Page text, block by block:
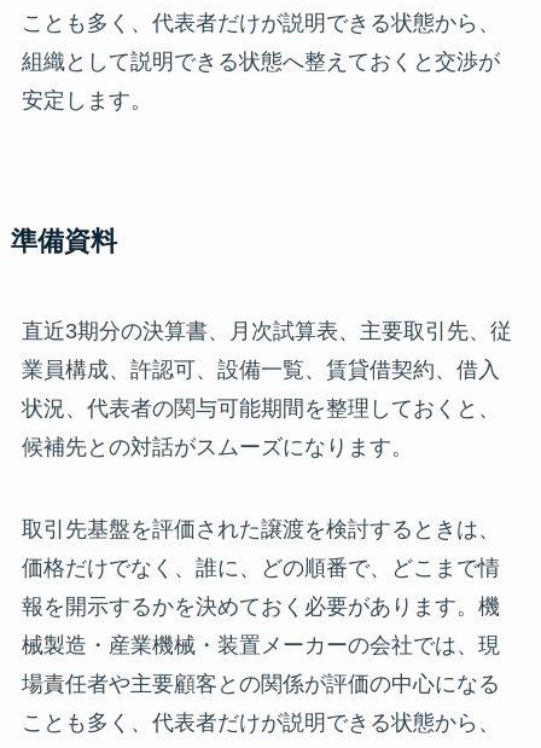
ことも多く、代表者だけが説明できる状態から、
組織として説明できる状態へ整えておくと交渉が
安定します。
準備資料
直近3期分の決算書、月次試算表、主要取引先、従
業員構成、許認可、設備一覧、賃貸借契約、借入
状況、代表者の関与可能期間を整理しておくと、
候補先との対話がスムーズになります。
取引先基盤を評価された譲渡を検討するときは、
価格だけでなく、誰に、どの順番で、どこまで情
報を開示するかを決めておく必要があります。機
械製造・産業機械・装置メーカーの会社では、現
場責任者や主要顧客との関係が評価の中心になる
ことも多く、代表者だけが説明できる状態から、